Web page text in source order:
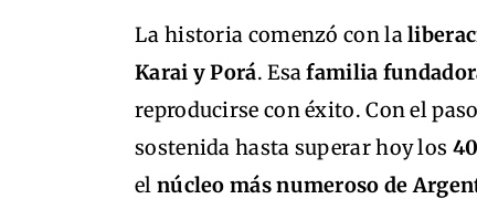
La historia comenzó con la
Karai y Porá. Esafamilia
reproducirse con éxito. Con el
sostenida hasta superar hoy los
el núcleo más numeroso de